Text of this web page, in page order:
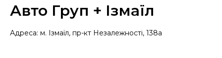
Авто Груп + Ізмаїл
Адреса: м. Ізмаїл, пр-кт Незалежності, 138а